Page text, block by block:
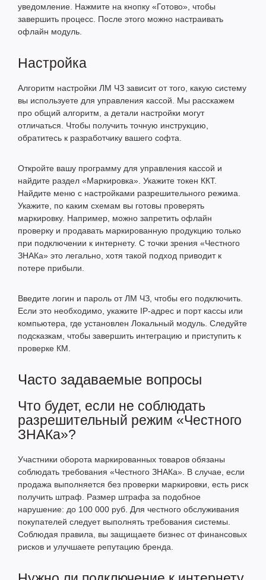
уведомление. Нажмите на кнопку «Готово», чтобы
завершить процесс. После этого можно настраивать
офлайн модуль.
Настройка
Алгоритм настройки ЛМ ЧЗ зависит от того, какую систему
вы используете для управления кассой. Мы расскажем
про общий алгоритм, а детали настройки могут
отличаться. Чтобы получить точную инструкцию,
обратитесь к разработчику вашего софта.
Откройте вашу программу для управления кассой и
найдите раздел «Маркировка». Укажите токен ККТ.
Найдите меню с настройками разрешительного режима.
Укажите, по каким схемам вы готовы проверять
маркировку. Например, можно запретить офлайн
проверку и продавать маркированную продукцию только
при подключении к интернету. С точки зрения «Честного
ЗНАКа» это легально, хотя такой подход приводит к
потере прибыли.
Введите логин и пароль от ЛМ ЧЗ, чтобы его подключить.
Если это необходимо, укажите IP-адрес и порт кассы или
компьютера, где установлен Локальный модуль. Следуйте
подсказкам, чтобы завершить интеграцию и приступить к
проверке КМ.
Часто задаваемые вопросы
Что будет, если не соблюдать
разрешительный режим «Честного
ЗНАКа»?
Участники оборота маркированных товаров обязаны
соблюдать требования «Честного ЗНАКа». В случае, если
продажа выполняется без проверки маркировки, есть риск
получить штраф. Размер штрафа за подобное
нарушение: до 100 000 руб. Для честного обслуживания
покупателей следует выполнять требования системы.
Соблюдая правила, вы защищаете бизнес от финансовых
рисков и улучшаете репутацию бренда.